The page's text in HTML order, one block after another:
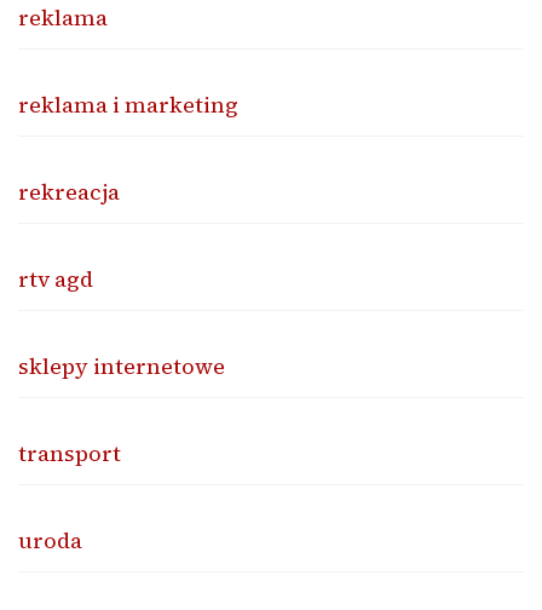
reklama
reklama i marketing
rekreacja
rtv agd
sklepy internetowe
transport
uroda